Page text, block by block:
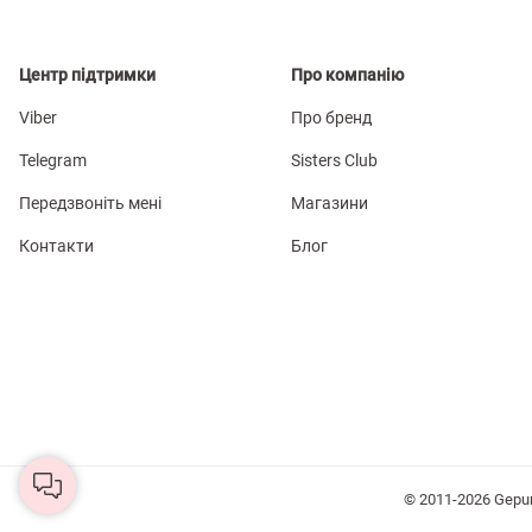
Центр підтримки
Viber
Telegram
Передзвоніть мені
Контакти
Про компанію
Про бренд
Sisters Club
Магазини
Блог
© 2011-2026